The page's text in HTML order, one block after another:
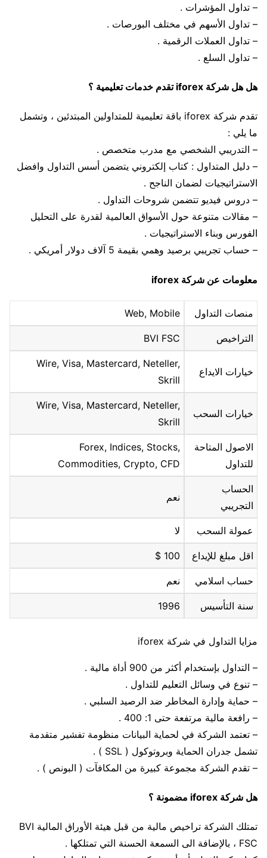
– تداول المؤشرات .
– تداول الأسهم في مختلف البورصات .
– تداول العملات الرقمية .
– تداول السلع .
هل هل شركة iforex تقدم خدمات تعليمية ؟
تقدم شركة iforex باقة تعليمية للمتداولين المبتدئين ، وتشمل
ما يلي :
– التدريبي الشخصي مع مدرب متخصص .
– دليل المتداول : كتاب إلكتروني يتضمن أسس التداول وافضل
الاستراتيجيات لضمان الناجح .
– دروس فيديو تتضمن شروحات التداول .
– مقالات متنوعة حول الأسواق العالمية لقدرة على التحليل
الفورس وبناء الاستراتيجيات .
– حساب تجريبي برصيد وهمي بقيمة 5 آلاف دولار أمريكي .
معلومات عن شركة iforex
منصات التداول Web, Mobile
التراخيص BVI FSC
خيارات الايداع
Wire, Visa, Mastercard, Neteller,
Skrill
خيارات السحب
Wire, Visa, Mastercard, Neteller,
Skrill
الاصول المتاحة
للتداول
Forex, Indices, Stocks,
Commodities, Crypto, CFD
الحساب
التجريبي
نعم
عمولة السحب لا
اقل مبلغ للإيداع 100 $
حساب اسلامي نعم
سنة التأسيس 1996
مزايا التداول في شركة iforex
– التداول بإستخدام أكثر من 900 أداة مالية .
– تنوع في وسائل التعليم للتداول .
– حماية وإدارة المخاطر ضد الرصيد السلبي .
– رافعة مالية مرتفعة حتى 1: 400 .
– تعتمد الشركة في لحماية البيانات منظومة تفشير متقدمة
تشمل جدران الحماية وبروتوكول ( SSL ) .
– تقدم الشركة مجموعة كبيرة من المكافآت ( البونص ) .
هل شركة iforex مضمونة ؟
تمتلك الشركة تراخيص مالية من قبل هيئة الأوراق المالية BVI
FSC ، بالإضافة الى السمعة الحسنة التي تمتلكها .